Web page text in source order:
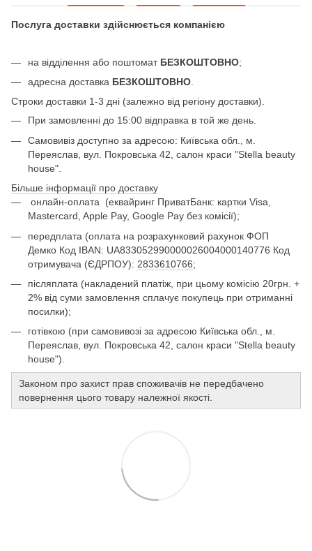
Послуга доставки здійснюється компанією
на відділення або поштомат БЕЗКОШТОВНО;
адресна доставка БЕЗКОШТОВНО
Строки доставки 1-3 дні (залежно від регіону доставки).
При замовленні до 15:00 відправка в той же день.
Самовивіз доступно за адресою: Київська обл., м.
Переяслав, вул. Покровська 42, салон краси "Stella beauty
house".
Більше інформації про доставку
онлайн-оплата
(еквайринг ПриватБанк: картки Visa,
Mastercard, Apple Pay, Google Pay без комісії);
передплата (оплата на розрахунковий рахунок ФОП
Демко Код IBAN: UA833052990000026004000140776 Код
отримувача (ЄДРПОУ): 2833610766;
післяплата (накладений платіж, при цьому комісію 20грн. +
2% від суми замовлення сплачує покупець при отриманні
посилки);
готівкою (при самовивозі за адресою Київська обл., м.
Переяслав, вул. Покровська 42, салон краси "Stella beauty
house").
Законом про захист прав споживачів не передбачено
повернення цього товару належної якості.